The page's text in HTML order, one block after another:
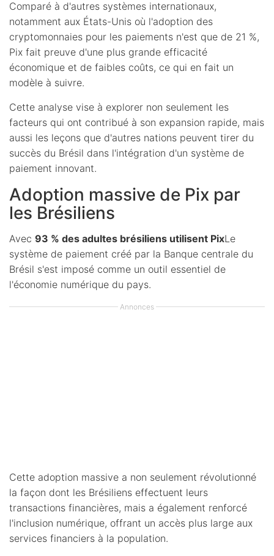
Comparé à d'autres systèmes internationaux,
notamment aux États-Unis où l'adoption des
cryptomonnaies pour les paiements n'est que de 21 %,
Pix fait preuve d'une plus grande efficacité
économique et de faibles coûts, ce qui en fait un
modèle à suivre.
Cette analyse vise à explorer non seulement les
facteurs qui ont contribué à son expansion rapide, mais
aussi les leçons que d'autres nations peuvent tirer du
succès du Brésil dans l'intégration d'un système de
paiement innovant.
Adoption massive de Pix par
les Brésiliens
Avec 93 % des adultes brésiliens utilisent PixLe
système de paiement créé par la Banque centrale du
Brésil s'est imposé comme un outil essentiel de
l'économie numérique du pays.
Annonces
Cette adoption massive a non seulement révolutionné
la façon dont les Brésiliens effectuent leurs
transactions financières, mais a également renforcé
l'inclusion numérique, offrant un accès plus large aux
services financiers à la population.